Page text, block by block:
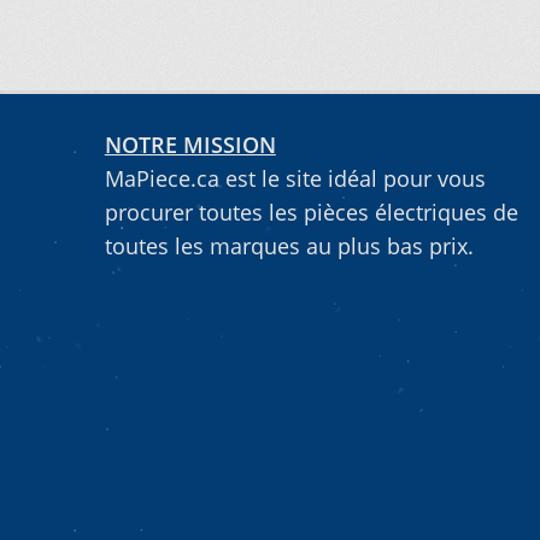
NOTRE MISSION
MaPiece.ca est le site idéal pour vous
procurer toutes les pièces électriques de
toutes les marques au plus bas prix.